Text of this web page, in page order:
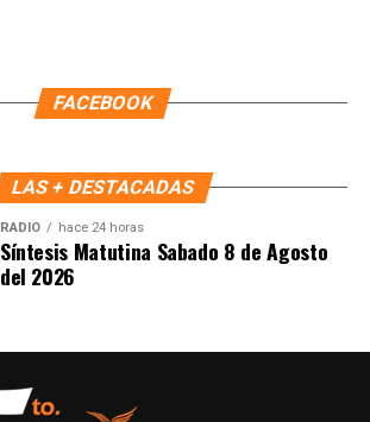
FACEBOOK
LAS + DESTACADAS
RADIO hace 24 horas
Síntesis Matutina Sabado 8 de Agosto
del 2026